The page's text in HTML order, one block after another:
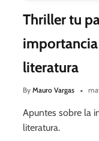
Thriller tu
literatura
By Mauro Vargas
Apuntes sobre la
literatura.